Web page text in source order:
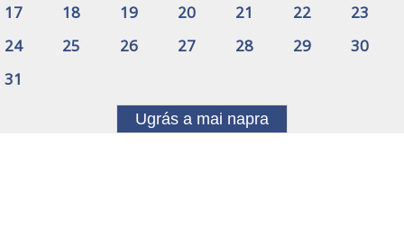
17
18 19 20 21 22
23
24
25 26 27 28 29
30
31
Ugrás a mai napra